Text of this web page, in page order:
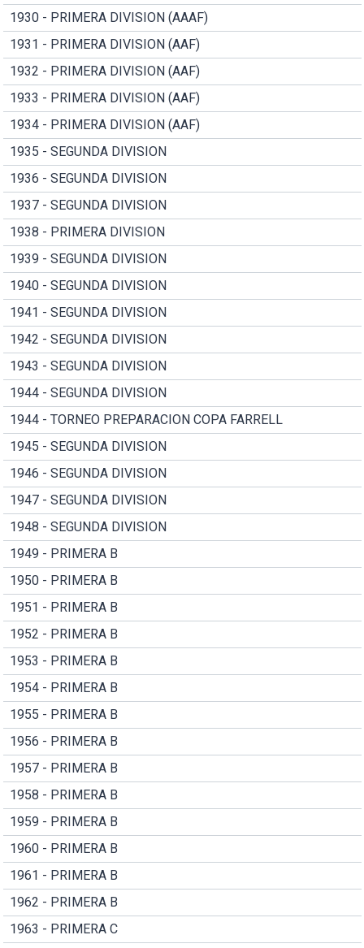
1930 - PRIMERA DIVISION (AAAF)
1931 - PRIMERA DIVISION (AAF)
1932 - PRIMERA DIVISION (AAF)
1933 - PRIMERA DIVISION (AAF)
1934 - PRIMERA DIVISION (AAF)
1935 - SEGUNDA DIVISION
1936 - SEGUNDA DIVISION
1937 - SEGUNDA DIVISION
1938 - PRIMERA DIVISION
1939 - SEGUNDA DIVISION
1940 - SEGUNDA DIVISION
1941 - SEGUNDA DIVISION
1942 - SEGUNDA DIVISION
1943 - SEGUNDA DIVISION
1944 - SEGUNDA DIVISION
1944 - TORNEO PREPARACION COPA FARRELL
1945 - SEGUNDA DIVISION
1946 - SEGUNDA DIVISION
1947 - SEGUNDA DIVISION
1948 - SEGUNDA DIVISION
1949 - PRIMERA B
1950 - PRIMERA B
1951 - PRIMERA B
1952 - PRIMERA B
1953 - PRIMERA B
1954 - PRIMERA B
1955 - PRIMERA B
1956 - PRIMERA B
1957 - PRIMERA B
1958 - PRIMERA B
1959 - PRIMERA B
1960 - PRIMERA B
1961 - PRIMERA B
1962 - PRIMERA B
1963 - PRIMERA C